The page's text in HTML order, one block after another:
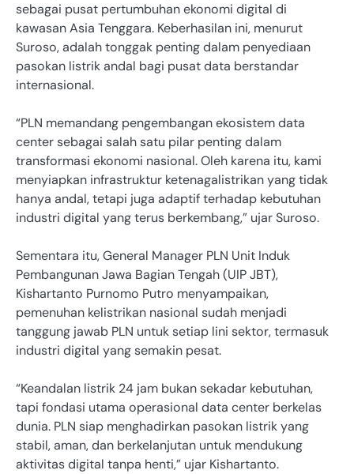
sebagai pusat pertumbuhan ekonomi digital di
kawasan Asia Tenggara. Keberhasilan ini, menurut
Suroso, adalah tonggak penting dalam penyediaan
pasokan listrik andal bagi pusat data berstandar
internasional.
“PLN memandang pengembangan ekosistem data
center sebagai salah satu pilar penting dalam
transformasi ekonomi nasional. Oleh karena itu, kami
menyiapkan infrastruktur ketenagalistrikan yang tidak
hanya andal, tetapi juga adaptif terhadap kebutuhan
industri digital yang terus berkembang,” ujar Suroso.
Sementara itu, General Manager PLN Unit Induk
Pembangunan Jawa Bagian Tengah (UIP JBT),
Kishartanto Purnomo Putro menyampaikan,
pemenuhan kelistrikan nasional sudah menjadi
tanggung jawab PLN untuk setiap lini sektor, termasuk
industri digital yang semakin pesat.
“Keandalan listrik 24 jam bukan sekadar kebutuhan,
tapi fondasi utama operasional data center berkelas
dunia. PLN siap menghadirkan pasokan listrik yang
stabil, aman, dan berkelanjutan untuk mendukung
aktivitas digital tanpa henti,” ujar Kishartanto.